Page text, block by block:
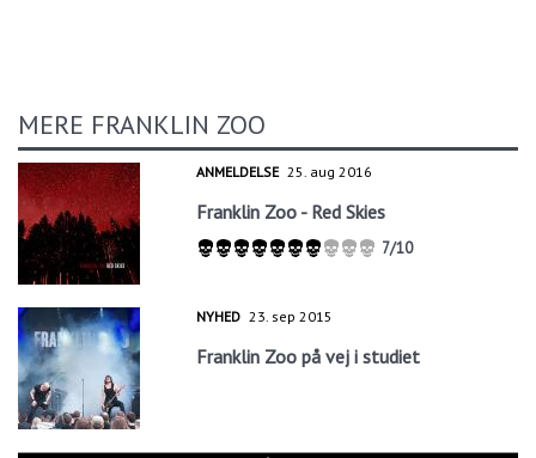
MERE FRANKLIN ZOO
ANMELDELSE 25. aug 2016
Franklin Zoo - Red Skies
7/10
NYHED 23. sep 2015
Franklin Zoo på vej i studiet